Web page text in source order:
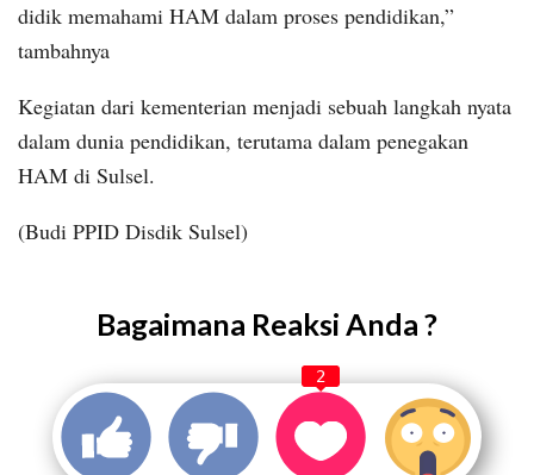
didik memahami HAM dalam proses pendidikan,”
tambahnya
Kegiatan dari kementerian menjadi sebuah langkah nyata
dalam dunia pendidikan, terutama dalam penegakan
HAM di Sulsel.
(Budi PPID Disdik Sulsel)
Bagaimana Reaksi Anda ?
2